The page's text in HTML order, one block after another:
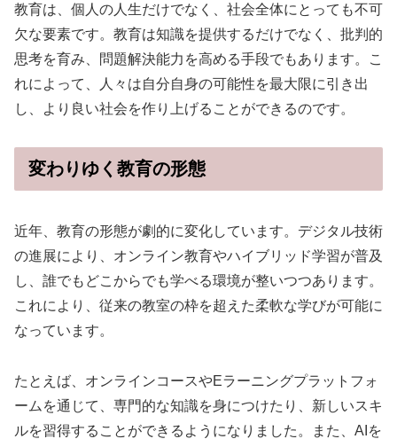
教育は、個人の人生だけでなく、社会全体にとっても不可
欠な要素です。教育は知識を提供するだけでなく、批判的
思考を育み、問題解決能力を高める手段でもあります。こ
れによって、人々は自分自身の可能性を最大限に引き出
し、より良い社会を作り上げることができるのです。
変わりゆく教育の形態
近年、教育の形態が劇的に変化しています。デジタル技術
の進展により、オンライン教育やハイブリッド学習が普及
し、誰でもどこからでも学べる環境が整いつつあります。
これにより、従来の教室の枠を超えた柔軟な学びが可能に
なっています。
たとえば、オンラインコースやEラーニングプラットフォ
ームを通じて、専門的な知識を身につけたり、新しいスキ
ルを習得することができるようになりました。また、AIを